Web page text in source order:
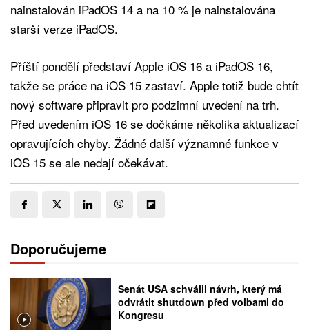
nainstalován iPadOS 14 a na 10 % je nainstalována
starší verze iPadOS.
Příští pondělí představí Apple iOS 16 a iPadOS 16,
takže se práce na iOS 15 zastaví. Apple totiž bude chtít
nový software připravit pro podzimní uvedení na trh.
Před uvedením iOS 16 se dočkáme několika aktualizací
opravujících chyby. Žádné další významné funkce v
iOS 15 se ale nedají očekávat.
Doporučujeme
Senát USA schválil návrh, který má
odvrátit shutdown před volbami do
Kongresu